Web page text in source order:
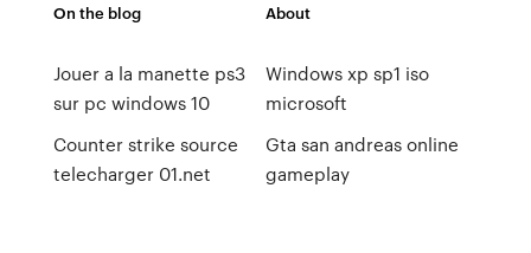
On the blog
Jouer a la manette ps3
sur pc windows 10
Counter strike source
telecharger 01.net
About
Windows xp sp1 iso
microsoft
Gta san andreas online
gameplay